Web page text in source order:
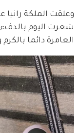
وعلقت الملكة رانيا
شعرت اليوم بالدفء
العامرة دائما